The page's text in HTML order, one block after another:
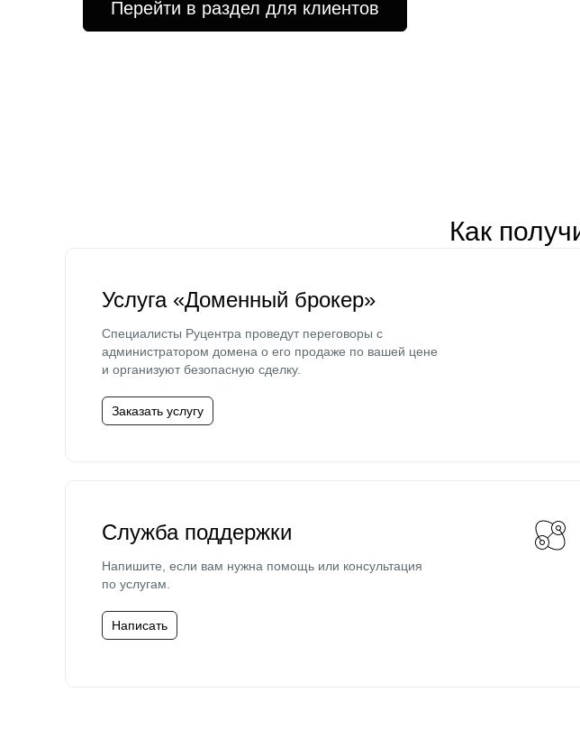
Перейти в раздел для клиентов
Как
Услуга «Доменный брокер»
Специалисты Руцентра проведут переговоры с
администратором домена о его продаже по вашей цене
и организуют безопасную сделку.
Заказать услугу
Служба поддержки
Напишите, если вам нужна помощь или консультация
по услугам.
Написать